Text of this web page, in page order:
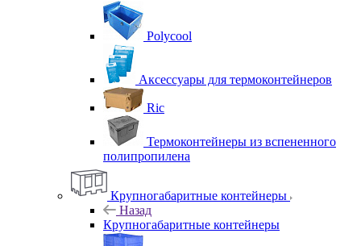
Polycool
Аксессуары для термоконтейнеров
Ric
Термоконтейнеры из вспененного
полипропилена
Крупногабаритные контейнеры
Назад
Крупногабаритные контейнеры